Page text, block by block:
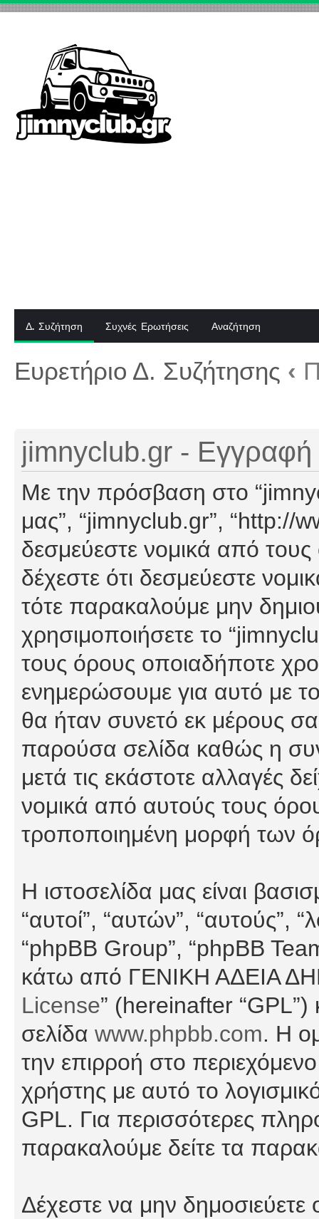
Δ. Συζήτηση Συχνές Ερωτήσεις Αναζήτηση
Ευρετήριο Δ. Συζήτησης ‹
jimnyclub.gr - Εγγραφή
Με την πρόσβαση στο
μας”, “jimnyclub.gr”, “http://
δεσμεύεστε νομικά από
δέχεστε ότι δεσμεύεστε
τότε παρακαλούμε μην
χρησιμοποιήσετε το
τους όρους οποιαδήποτε
ενημερώσουμε για αυτό με
θα ήταν συνετό εκ μέρους
παρούσα σελίδα καθώς η
μετά τις εκάστοτε αλλαγές
νομικά από αυτούς τους
τροποποιημένη μορφή των
Η ιστοσελίδα μας είναι
“αυτοί”, “αυτών”, “αυτούς”,
“phpBB Group”, “phpBB
κάτω από ΓΕΝΙΚΗ ΑΔΕΙΑ
License” (hereinafter “GPL”)
σελίδα www.phpbb.com. Η
την επιρροή στο
χρήστης με αυτό το
GPL. Για περισσότερες
παρακαλούμε δείτε τα
Δέχεστε να μην